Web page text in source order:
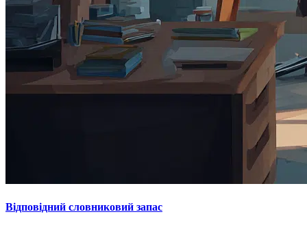
Відповідний словниковий запас